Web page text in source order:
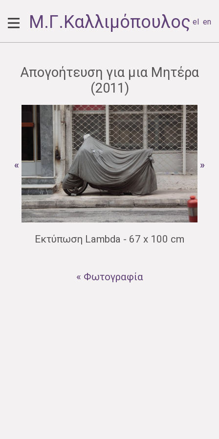
Μ.Γ.Καλλιμόπουλος el en
Απογοήτευση για μια Μητέρα
(2011)
« »
Εκτύπωση Lambda - 67 x 100 cm
« Φωτογραφία